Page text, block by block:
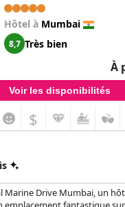
Hôtel à Mumbai
8,7 Très bien
À
Voir les disponibilités
$
Marine Drive Mumbai, un